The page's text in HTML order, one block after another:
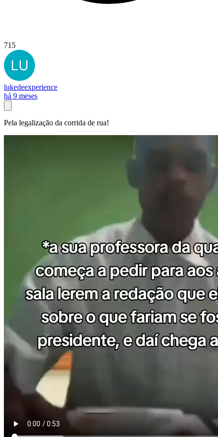
715
lukedeexperience
há 9 meses
Pela legalização da corrida de rua!